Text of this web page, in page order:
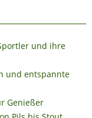
und ihre
und entspannte
Genießer